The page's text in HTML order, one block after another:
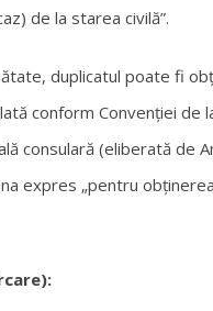
de la starea civilă”.
duplicatul poate fi
conform Convenției de
consulară (eliberată de
expres „pentru